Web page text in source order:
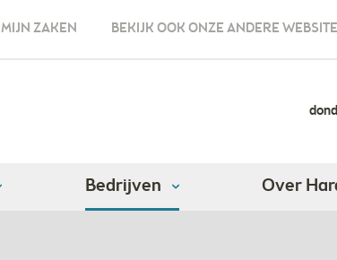
MIJN ZAKEN BEKIJK OOK ONZE ANDERE
Bedrijven Over